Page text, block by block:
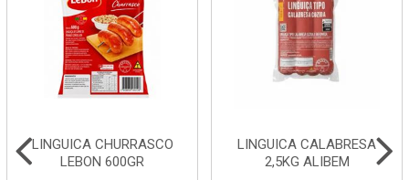
LINGUICA CHURRASCO
LEBON 600GR
LINGUICA CALABRESA
2,5KG ALIBEM